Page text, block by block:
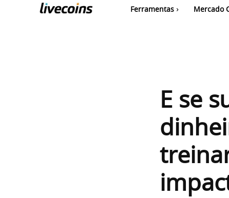
Ferramentas Mercado
E se